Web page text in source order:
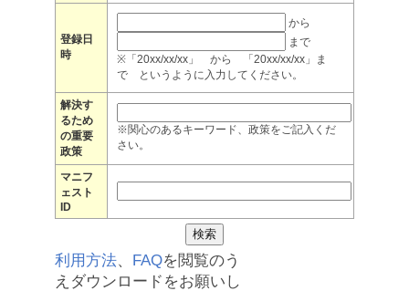
登録日
時
から
まで
※「20xx/xx/xx」 から 「20xx/xx/xx」ま
で というように入力してください。
解決す
るため
の重要
政策
※関心のあるキーワード、政策をご記入くだ
さい。
マニフ
ェスト
ID
利用方法、 FAQを閲覧のう
えダウンロードをお願いし